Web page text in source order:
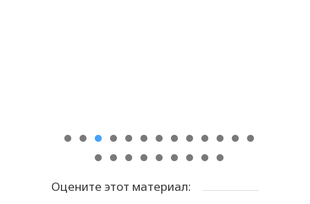
Оцените этот материал: